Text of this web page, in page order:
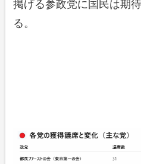
掲げる参政党に国民は期
る。